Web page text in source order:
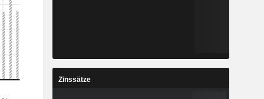
Zinssätze